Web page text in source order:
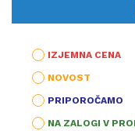
IZJEMNA CENA
NOVOST
PRIPOROČAMO
NA ZALOGI V